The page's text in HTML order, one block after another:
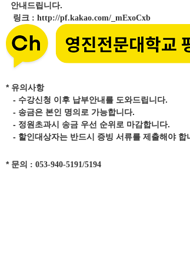
안내드립니다.
링크 : http://pf.kakao.com/_mExoCxb
* 유의사항
- 수강신청 이후 납부안내를 도와드립니다.
- 송금은 본인 명의로 가능합니다.
- 정원초과시 송금 우선 순위로 마감합니다.
- 할인대상자는 반드시 증빙 서류를 제출해야 합
* 문의 : 053-940-5191/5194